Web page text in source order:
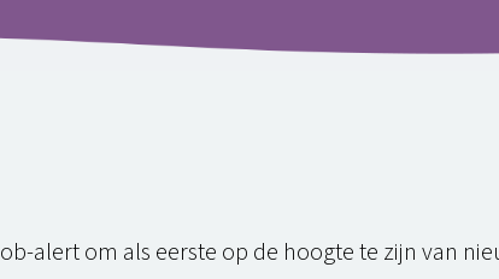
ob-alert om als eerste op de hoogte te zijn van